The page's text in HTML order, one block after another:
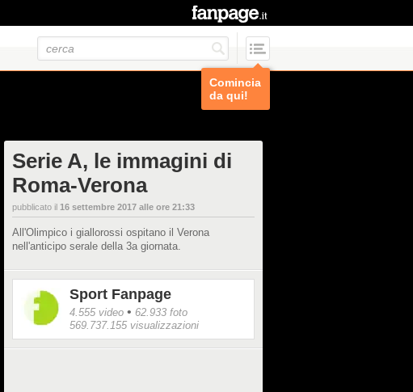
Comincia
da qui!
Serie A, le immagini di
Roma-Verona
pubblicato il 16 settembre 2017 alle ore 21:33
All'Olimpico i giallorossi ospitano il Verona
nell'anticipo serale della 3a giornata.
Sport Fanpage
4.555 video • 62.933 foto
569.737.155 visualizzazioni